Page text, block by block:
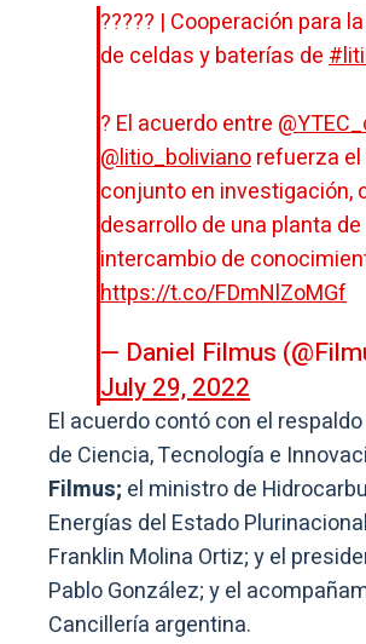
????? | Cooperación para
de celdas y baterías de
? El acuerdo entre
@litio_bolivianorefuerza
conjunto en investigación,
desarrollo de una planta
intercambio de
https://t.co/FDmNlZoMGf
— Daniel Filmus
July 29, 2022
El acuerdo contó con el
de Ciencia, Tecnología e
Filmus; el ministro de
Energías del Estado
Franklin Molina Ortiz; y el
Pablo González; y el
Cancillería argentina.